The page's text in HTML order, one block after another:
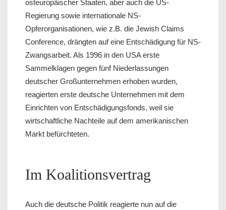
osteuropäischer Staaten, aber auch die US-
Regierung sowie internationale NS-
Opferorganisationen, wie z.B. die Jewish Claims
Conference, drängten auf eine Entschädigung für NS-
Zwangsarbeit. Als 1996 in den USA erste
Sammelklagen gegen fünf Niederlassungen
deutscher Großunternehmen erhoben wurden,
reagierten erste deutsche Unternehmen mit dem
Einrichten von Entschädigungsfonds, weil sie
wirtschaftliche Nachteile auf dem amerikanischen
Markt befürchteten.
Im Koalitionsvertrag
Auch die deutsche Politik reagierte nun auf die